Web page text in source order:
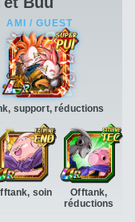
soin
Offtank,
réductions
support, réductions